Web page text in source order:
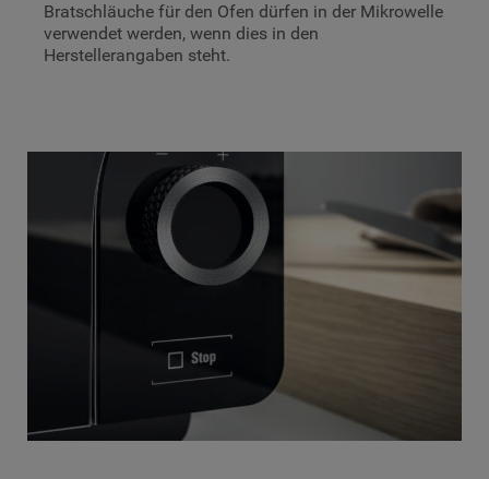
Bratschläuche für den Ofen dürfen in der Mikrowelle
verwendet werden, wenn dies in den
Herstellerangaben steht.